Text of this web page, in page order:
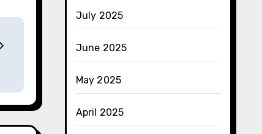
July 2025
June 2025
May 2025
April 2025